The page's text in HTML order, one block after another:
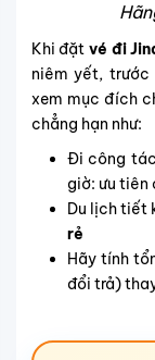
Khi đặt vé đi
niêm yết, trước
xem mục đích
chẳng hạn như:
Đi công
giờ: ưu tiên
Du lịch tiết
rẻ
Hãy tính
đổi trả)